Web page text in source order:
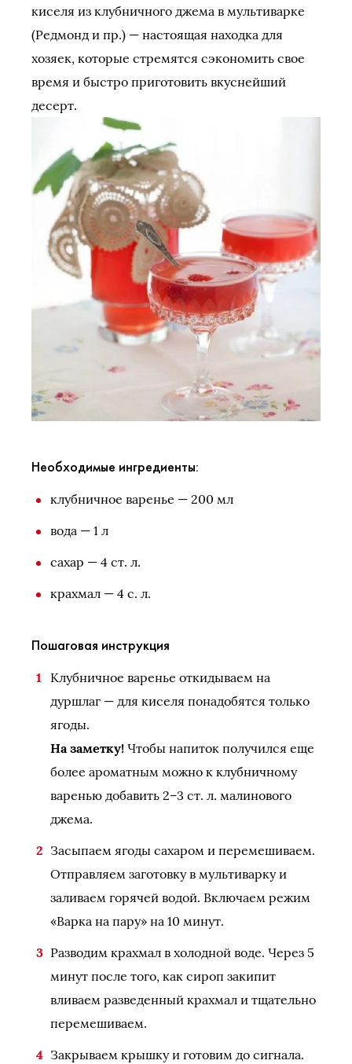
киселя из клубничного джема в мультиварке
(Редмонд и пр.) — настоящая находка для
хозяек, которые стремятся сэкономить свое
время и быстро приготовить вкуснейший
десерт.
Необходимые ингредиенты:
клубничное варенье — 200 мл
вода — 1 л
сахар — 4 ст. л.
крахмал — 4 с. л.
Пошаговая инструкция
Клубничное варенье откидываем на
дуршлаг — для киселя понадобятся только
ягоды.
На заметку! Чтобы напиток получился еще
более ароматным можно к клубничному
варенью добавить 2–3 ст. л. малинового
джема.
Засыпаем ягоды сахаром и перемешиваем.
Отправляем заготовку в мультиварку и
заливаем горячей водой. Включаем режим
«Варка на пару» на 10 минут.
Разводим крахмал в холодной воде. Через 5
минут после того, как сироп закипит
вливаем разведенный крахмал и тщательно
перемешиваем.
Закрываем крышку и готовим до сигнала.